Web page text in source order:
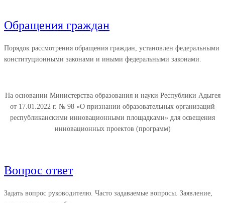
Обращения граждан
Порядок рассмотрения обращения граждан, установлен федеральными
конституционными законами и иными федеральными законами.
На основании Министерства образования и науки Республики Адыгея
от 17.01.2022 г. № 98 «О признании образовательных организаций
республиканскими инновационными площадками» для освещения
инновационных проектов (программ)
Вопрос ответ
Задать вопрос руководителю. Часто задаваемые вопросы. Заявление,